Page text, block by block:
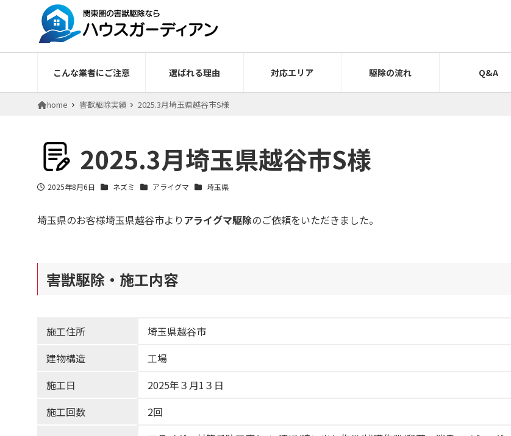
こんな業者にご注意 選ばれる理由 対応エリア 駆除の流れ Q&A
home 害獣駆除実績 2025.3月埼玉県越谷市S様
2025.3月埼玉県越谷市S様
投稿日
2025年8月6日 ネズミ アライグマ 埼玉県
埼玉県のお客様埼玉県越谷市より アライグマ駆除のご依頼をいただきました。
害獣駆除・施工内容
施工住所
埼玉県越谷市
建物構造
工場
施工日
2025年３月1３日
施工回数
2回